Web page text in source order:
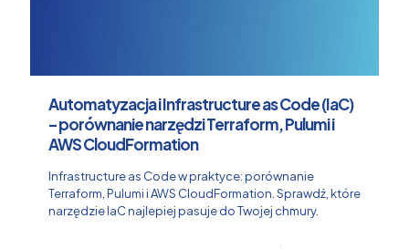
Automatyzacja i Infrastructure as Code (IaC)
– porównanie narzędzi Terraform, Pulumi i
AWS CloudFormation
Infrastructure as Code w praktyce: porównanie
Terraform, Pulumi i AWS CloudFormation. Sprawdź, które
narzędzie IaC najlepiej pasuje do Twojej chmury.